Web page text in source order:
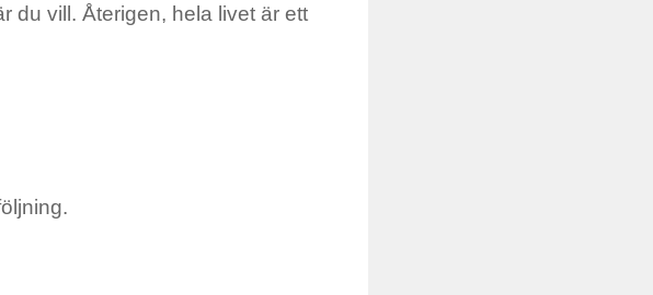
du vill. Återigen, hela livet är ett